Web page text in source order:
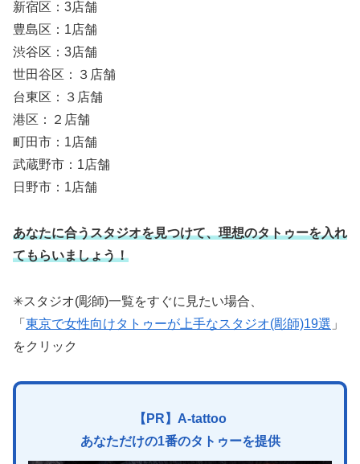
新宿区：3店舗
豊島区：1店舗
渋谷区：3店舗
世田谷区：３店舗
台東区：３店舗
港区：２店舗
町田市：1店舗
武蔵野市：1店舗
日野市：1店舗
あなたに合うスタジオを見つけて、理想のタトゥーを入れ
てもらいましょう！
✳︎スタジオ(彫師)一覧をすぐに見たい場合、
「 東京で女性向けタトゥーが上手なスタジオ(彫師)19選 」
をクリック
【PR】A-tattoo
あなただけの1番のタトゥーを提供